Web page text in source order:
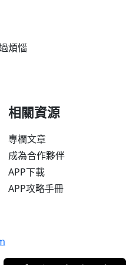
煩惱
相關資源
專欄文章
成為合作夥伴
APP下載
APP攻略手冊